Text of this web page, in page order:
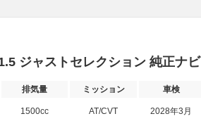
ジャストセレクション 純正ナビ
排気量 ミッション 車検
1500cc AT/CVT 2028年3月